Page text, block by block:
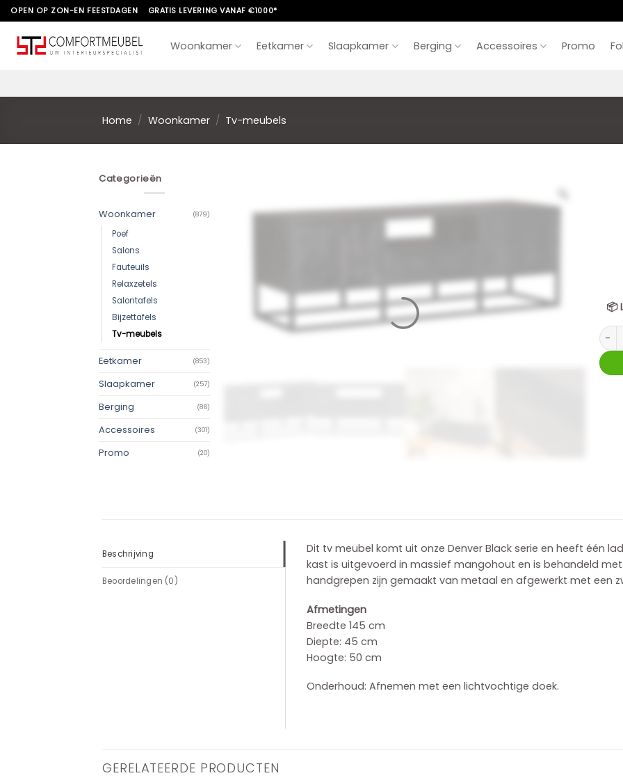
Skip
to
content
OPEN OP ZON-EN FEESTDAGEN GRATIS LEVERING VANAF €1000*
Woonkamer Eetkamer Slaapkamer Berging Accessoires Promo
Home / Woonkamer / Tv-meubels
Categorieën
Woonkamer (879)
Poef
Salons
Fauteuils
Relaxzetels
Salontafels
Bijzettafels
Tv-meubels
Eetkamer (853)
Slaapkamer (257)
Berging (86)
Accessoires (301)
Promo (20)
📦
Tv
Beschrijving
Beoordelingen (0)
Dit tv meubel komt uit onze Denver Black serie en heeft één
kast is uitgevoerd in massief mangohout en is behandeld
handgrepen zijn gemaakt van metaal en afgewerkt met een
Afmetingen
Breedte 145 cm
Diepte: 45 cm
Hoogte: 50 cm
Onderhoud: Afnemen met een lichtvochtige doek.
GERELATEERDE PRODUCTEN